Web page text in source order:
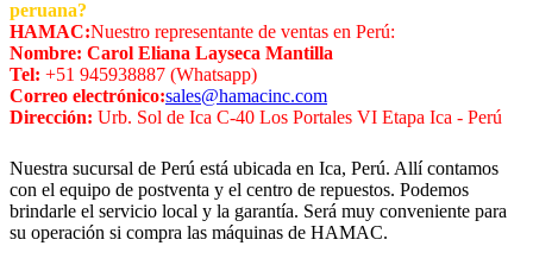
peruana?
HAMAC:Nuestro representante de ventas en Perú:
Nombre: Carol Eliana Layseca Mantilla
Tel: +51 945938887 (Whatsapp)
Correo electrónico:sales@hamacinc.com
Dirección: Urb. Sol de Ica C-40 Los Portales VI Etapa Ica - Perú
Nuestra sucursal de Perú está ubicada en Ica, Perú. Allí contamos
con el equipo de postventa y el centro de repuestos. Podemos
brindarle el servicio local y la garantía. Será muy conveniente para
su operación si compra las máquinas de HAMAC.